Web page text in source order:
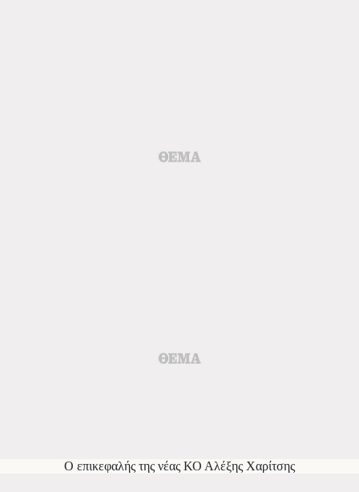
Ο επικεφαλής της νέας ΚΟ Αλέξης Χαρίτσης